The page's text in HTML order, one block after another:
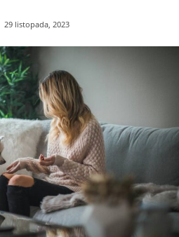
29 listopada, 2023